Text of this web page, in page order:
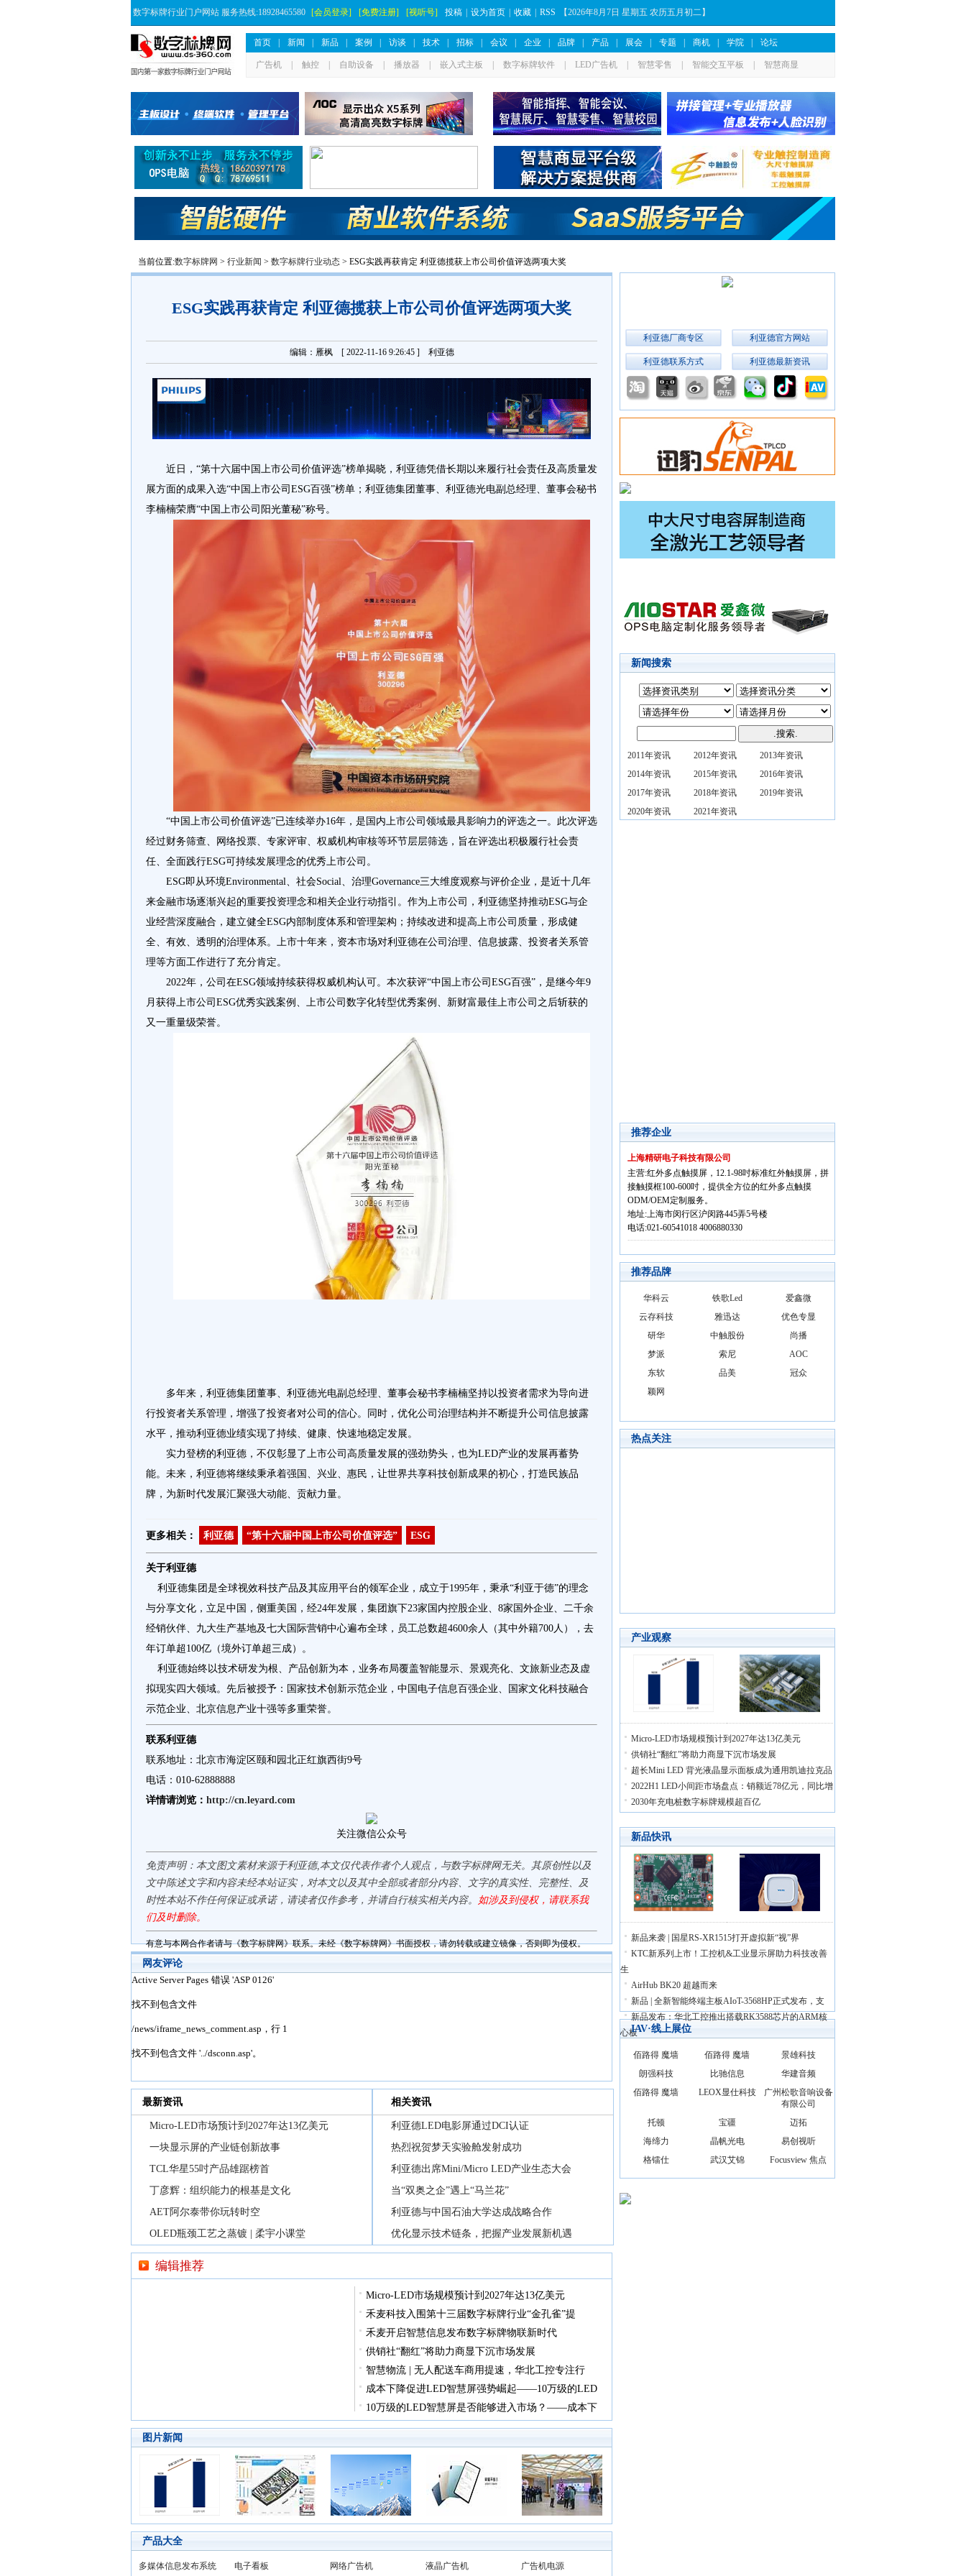
数字标牌行业门户网站 服务热线:18928465580 [会员登录] [免费注册] [视听号] 投稿 设为首页 收藏 RSS 【2026年8月7日 星期五 农历五月初二】
首页 新闻 新品 案例 访谈 技术 招标 会议 企业 品牌 产品 展会 专题 商机 学院 论坛
广告机 触控 自助设备 播放器 嵌入式主板 数字标牌软件 LED广告机 智慧零售 智能交互平板 智慧商显
当前位置:数字标牌网 > 行业新闻 > 数字标牌行业动态 > ESG实践再获肯定 利亚德揽获上市公司价值评选两项大奖
ESG实践再获肯定 利亚德揽获上市公司价值评选两项大奖
编辑：雁枫 [ 2022-11-16 9:26:45 ] 利亚德
近日，“第十六届中国上市公司价值评选”榜单揭晓，利亚德凭借长期以来履行社会责任及高质量发
展方面的成果入选“中国上市公司ESG百强”榜单；利亚德集团董事、利亚德光电副总经理、董事会秘书
李楠楠荣膺“中国上市公司阳光董秘”称号。
“中国上市公司价值评选”已连续举办16年，是国内上市公司领域最具影响力的评选之一。此次评选
经过财务筛查、网络投票、专家评审、权威机构审核等环节层层筛选，旨在评选出积极履行社会责
任、全面践行ESG可持续发展理念的优秀上市公司。
ESG即从环境Environmental、社会Social、治理Governance三大维度观察与评价企业，是近十几年
来金融市场逐渐兴起的重要投资理念和相关企业行动指引。作为上市公司，利亚德坚持推动ESG与企
业经营深度融合，建立健全ESG内部制度体系和管理架构；持续改进和提高上市公司质量，形成健
全、有效、透明的治理体系。上市十年来，资本市场对利亚德在公司治理、信息披露、投资者关系管
理等方面工作进行了充分肯定。
2022年，公司在ESG领域持续获得权威机构认可。本次获评“中国上市公司ESG百强”，是继今年9
月获得上市公司ESG优秀实践案例、上市公司数字化转型优秀案例、新财富最佳上市公司之后斩获的
又一重量级荣誉。
多年来，利亚德集团董事、利亚德光电副总经理、董事会秘书李楠楠坚持以投资者需求为导向进
行投资者关系管理，增强了投资者对公司的信心。同时，优化公司治理结构并不断提升公司信息披露
水平，推动利亚德业绩实现了持续、健康、快速地稳定发展。
实力登榜的利亚德，不仅彰显了上市公司高质量发展的强劲势头，也为LED产业的发展再蓄势
能。未来，利亚德将继续秉承着强国、兴业、惠民，让世界共享科技创新成果的初心，打造民族品
牌，为新时代发展汇聚强大动能、贡献力量。
更多相关： 利亚德 “第十六届中国上市公司价值评选” ESG
关于利亚德
利亚德集团是全球视效科技产品及其应用平台的领军企业，成立于1995年，秉承“利亚于德”的理念
与分享文化，立足中国，侧重美国，经24年发展，集团旗下23家国内控股企业、8家国外企业、二千余
经销伙伴、九大生产基地及七大国际营销中心遍布全球，员工总数超4600余人（其中外籍700人），去
年订单超100亿（境外订单超三成）。
利亚德始终以技术研发为根、产品创新为本，业务布局覆盖智能显示、景观亮化、文旅新业态及虚
拟现实四大领域。先后被授予：国家技术创新示范企业，中国电子信息百强企业、国家文化科技融合
示范企业、北京信息产业十强等多重荣誉。
联系利亚德
联系地址：北京市海淀区颐和园北正红旗西街9号
电话：010-62888888
详情请浏览： http://cn.leyard.com
关注微信公众号
免责声明：本文图文素材来源于利亚德,本文仅代表作者个人观点，与数字标牌网无关。其原创性以及
文中陈述文字和内容未经本站证实，对本文以及其中全部或者部分内容、文字的真实性、完整性、及
时性本站不作任何保证或承诺，请读者仅作参考，并请自行核实相关内容。
如涉及到侵权，请联系我
们及时删除。
有意与本网合作者请与《数字标牌网》联系。未经《数字标牌网》书面授权，请勿转载或建立镜像，否则即为侵权。
网友评论
最新资讯
Micro-LED市场预计到2027年达13亿美元
一块显示屏的产业链创新故事
TCL华星55吋产品雄踞榜首
丁彦辉：组织能力的根基是文化
AET阿尔泰带你玩转时空
OLED瓶颈工艺之蒸镀 | 柔宇小课堂
相关资讯
利亚德LED电影屏通过DCI认证
热烈祝贺梦天实验舱发射成功
利亚德出席Mini/Micro LED产业生态大会
当“双奥之企”遇上“马兰花”
利亚德与中国石油大学达成战略合作
优化显示技术链条，把握产业发展新机遇
编辑推荐
Micro-LED市场规模预计到2027年达13亿美元
禾麦科技入围第十三届数字标牌行业“金孔雀”提
禾麦开启智慧信息发布数字标牌物联新时代
供销社“翻红”将助力商显下沉市场发展
智慧物流 | 无人配送车商用提速，华北工控专注行
成本下降促进LED智慧屏强势崛起——10万级的LED
10万级的LED智慧屏是否能够进入市场？——成本下
图片新闻
产品大全
多媒体信息发布系统 电子看板 网络广告机 液晶广告机 广告机电源
利亚德厂商专区 利亚德官方网站
利亚德联系方式 利亚德最新资讯
新闻搜索
2011年资讯 2012年资讯
2013年资讯
2014年资讯
2015年资讯
2016年资讯
2017年资讯
2018年资讯
2019年资讯
2020年资讯
2021年资讯
推荐企业
上海精研电子科技有限公司
主营:红外多点触摸屏，12.1-98吋标准红外触摸屏，拼
接触摸框100-600吋，提供全方位的红外多点触摸
ODM/OEM定制服务。
地址:上海市闵行区沪闵路445弄5号楼
电话:021-60541018 4006880330
推荐品牌
华科云 铁歌Led
爱鑫微
云存科技
雅迅达
优色专显
研华
中触股份
尚播
梦派
索尼
AOC
东软
品美
冠众
颖网
热点关注
产业观察
Micro-LED市场规模预计到2027年达13亿美元
供销社“翻红”将助力商显下沉市场发展
超长Mini LED 背光液晶显示面板成为通用凯迪拉克品
2022H1 LED小间距市场盘点：销额近78亿元，同比增
2030年充电桩数字标牌规模超百亿
新品快讯
新品来袭 | 国星RS-XR1515打开虚拟新“视”界
KTC新系列上市！工控机&工业显示屏助力科技改善
生
AirHub BK20 超越而来
新品 | 全新智能终端主板AIoT-3568HP正式发布，支
新品发布：华北工控推出搭载RK3588芯片的ARM核
心板IAV·线上展位
佰路得 魔墙 佰路得 魔墙
景雄科技
朗强科技
比驰信息
华建音频
佰路得 魔墙
LEOX显仕科技
广州松歌音响设备
有限公司
托顿
宝疆
迈拓
海缔力
晶帆光电
易创视听
格镭仕
武汉艾锦 Focusview 焦点